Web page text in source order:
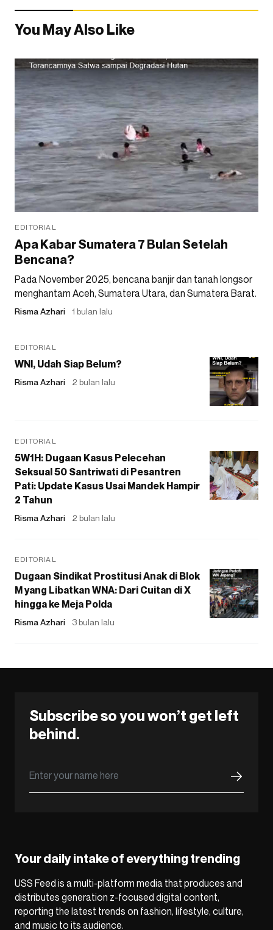
You May Also Like
EDITORIAL
Apa Kabar Sumatera 7 Bulan Setelah
Bencana?
Pada November 2025, bencana banjir dan tanah longsor
menghantam Aceh, Sumatera Utara, dan Sumatera Barat.
Risma Azhari 1 bulan lalu
EDITORIAL
WNI, Udah Siap Belum?
Risma Azhari 2 bulan lalu
EDITORIAL
5W1H: Dugaan Kasus Pelecehan
Seksual 50 Santriwati di Pesantren
Pati: Update Kasus Usai Mandek Hampir
2 Tahun
Risma Azhari 2 bulan lalu
EDITORIAL
Dugaan Sindikat Prostitusi Anak di Blok
M yang Libatkan WNA: Dari Cuitan di X
hingga ke Meja Polda
Risma Azhari 3 bulan lalu
Subscribe so you won’t get left
behind.
Your daily intake of everything trending
USS Feed is a multi-platform media that produces and
distributes generation z-focused digital content,
reporting the latest trends on fashion, lifestyle, culture,
and music to its audience.